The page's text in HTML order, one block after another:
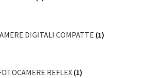
DIGITALI COMPATTE (1)
REFLEX(1)